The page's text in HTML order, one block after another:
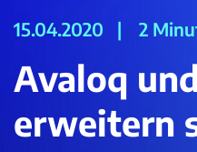
15.04.2020 | 2
Avaloq
erweitern